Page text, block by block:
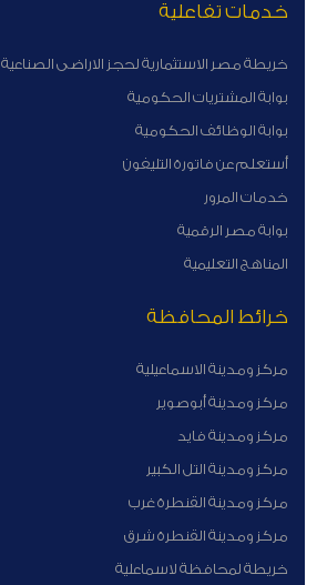
خدمات تفاعلية
خريطة مصر الاستثمارية لحجز الاراضى الصناعية
بوابة المشتريات الحكومية
بوابة الوظائف الحكومية
أستعلم عن فاتورة التليفون
خدمات المرور
بوابة مصر الرقمية
المناهج التعليمية
خرائط المحافظة
مركز ومدينة الاسماعيلية
مركز ومدينة أبوصوير
مركز ومدينة فايد
مركز ومدينة التل الكبير
مركز ومدينة القنطرة غرب
مركز ومدينة القنطرة شرق
خريطة لمحافظة لاسماعلية